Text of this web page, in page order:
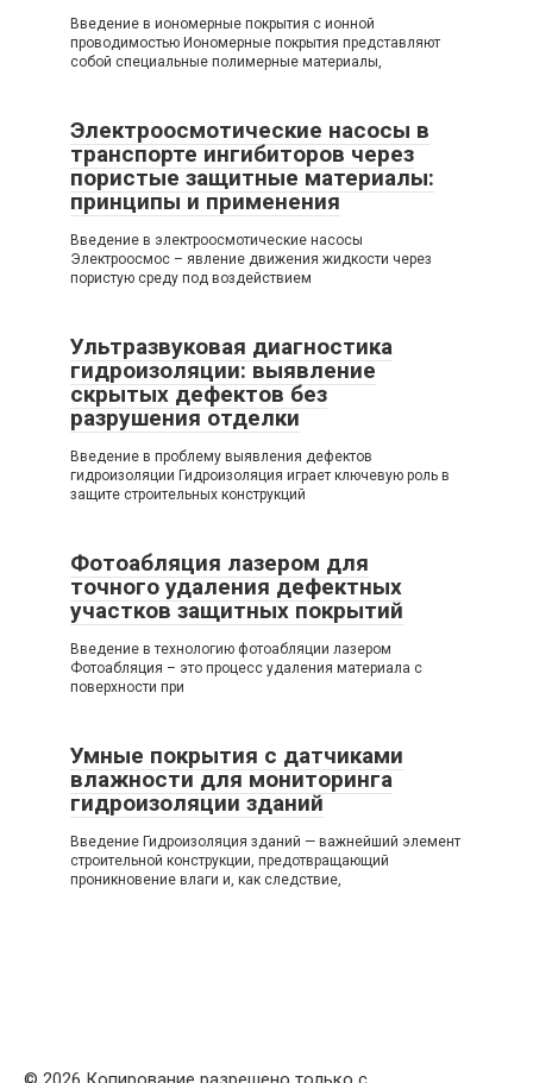
Введение в иономерные покрытия с ионной
проводимостью Иономерные покрытия представляют
собой специальные полимерные материалы,
Электроосмотические насосы в
транспорте ингибиторов через
пористые защитные материалы:
принципы и применения
Введение в электроосмотические насосы
Электроосмос – явление движения жидкости через
пористую среду под воздействием
Ультразвуковая диагностика
гидроизоляции: выявление
скрытых дефектов без
разрушения отделки
Введение в проблему выявления дефектов
гидроизоляции Гидроизоляция играет ключевую роль в
защите строительных конструкций
Фотоабляция лазером для
точного удаления дефектных
участков защитных покрытий
Введение в технологию фотоабляции лазером
Фотоабляция – это процесс удаления материала с
поверхности при
Умные покрытия с датчиками
влажности для мониторинга
гидроизоляции зданий
Введение Гидроизоляция зданий — важнейший элемент
строительной конструкции, предотвращающий
проникновение влаги и, как следствие,